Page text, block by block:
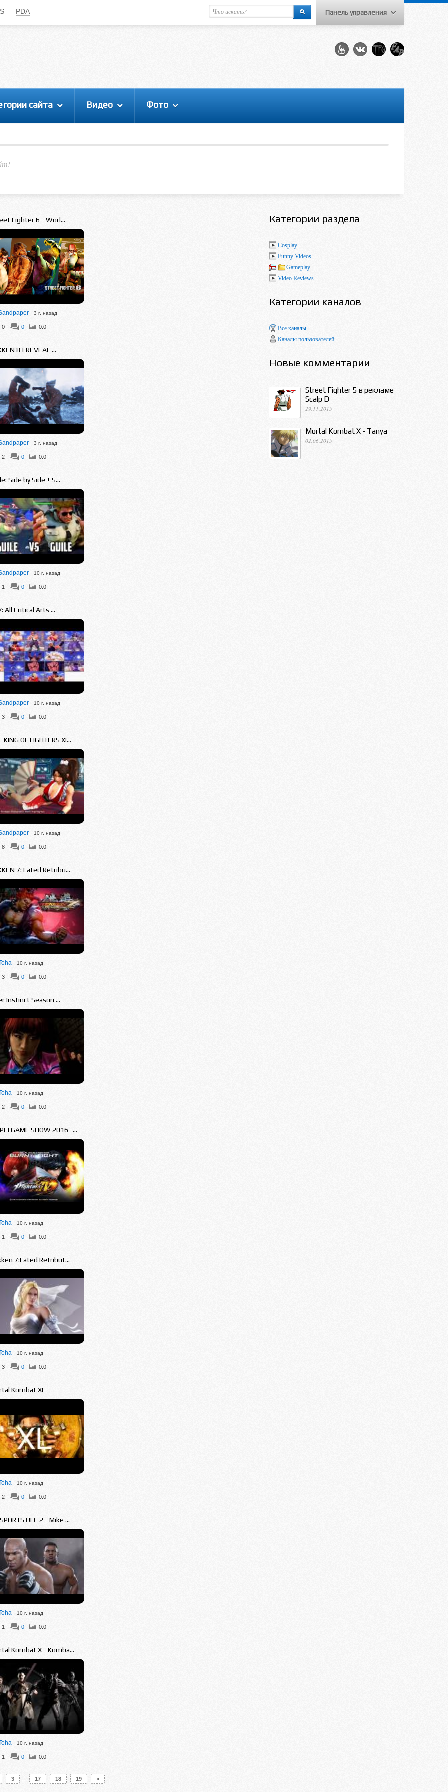
Немного о вас
логином, либо пройти регистрацию.
Меню пользователя
Панель управления
PDA
сайта Видео Фото
Fighter 6 - Worl...
3 г. назад
0 0 0.0
8 | REVEAL ...
3 г. назад
2 0 0.0
Side by Side + S...
10 г. назад
1 0 0.0
All Critical Arts ...
10 г. назад
3 0 0.0
KING OF FIGHTERS XI...
10 г. назад
8 0 0.0
7: Fated Retribu...
10 г. назад
3 0 0.0
Instinct Season ...
10 г. назад
2 0 0.0
GAME SHOW 2016 -...
10 г. назад
1 0 0.0
7:Fated Retribut...
10 г. назад
3 0 0.0
Kombat XL
10 г. назад
2 0 0.0
UFC 2 - Mike ...
10 г. назад
1 0 0.0
Kombat X - Komba...
10 г. назад
1 0 0.0
3 17 18 19 »
Категории раздела
Cosplay
Funny Videos
Gameplay
Video Reviews
Категории каналов
Все каналы
Каналы пользователей
Новые комментарии
Street Fighter 5 в рекламе
Scalp D
29.11.2015
Mortal Kombat X - Tanya
02.06.2015